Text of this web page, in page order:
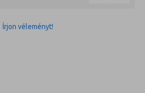
Írjon véleményt!